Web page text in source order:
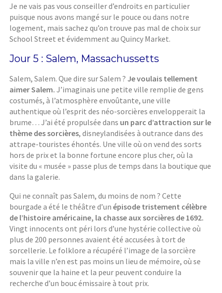
Je ne vais pas vous conseiller d’endroits en particulier
puisque nous avons mangé sur le pouce ou dans notre
logement, mais sachez qu’on trouve pas mal de choix sur
School Street et évidemment au Quincy Market.
Jour 5 : Salem, Massachussetts
Salem, Salem. Que dire sur Salem ? Je voulais tellement
aimer Salem. J’imaginais une petite ville remplie de gens
costumés, à l’atmosphère envoûtante, une ville
authentique où l’esprit des néo-sorcières envelopperait la
brume… J’ai été propulsée dans un parc d’attraction sur le
thème des sorcières, disneylandisées à outrance dans des
attrape-touristes éhontés. Une ville où on vend des sorts
hors de prix et la bonne fortune encore plus cher, où la
visite du « musée » passe plus de temps dans la boutique que
dans la galerie.
Qui ne connaît pas Salem, du moins de nom ? Cette
bourgade a été le théâtre d’unépisode tristement célèbre
de l’histoire américaine, la chasse aux sorcières de 1692.
Vingt innocents ont péri lors d’une hystérie collective où
plus de 200 personnes avaient été accusées à tort de
sorcellerie. Le folklore a récupéré l’image de la sorcière
mais la ville n’en est pas moins un lieu de mémoire, où se
souvenir que la haine et la peur peuvent conduire la
recherche d’un bouc émissaire à tout prix.